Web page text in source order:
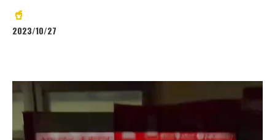
🥤
2023/10/27